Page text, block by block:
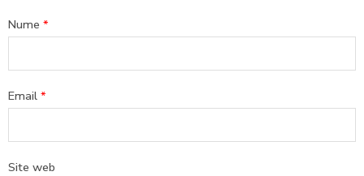
Nume *
Email *
Site web